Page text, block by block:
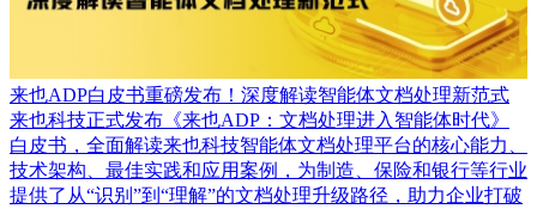
来也ADP白皮书重磅发布！深度解读智能体文档处理新范式
来也科技正式发布《来也ADP：文档处理进入智能体时代》
白皮书，全面解读来也科技智能体文档处理平台的核心能力、
技术架构、最佳实践和应用案例，为制造、保险和银行等行业
提供了从“识别”到“理解”的文档处理升级路径，助力企业打破